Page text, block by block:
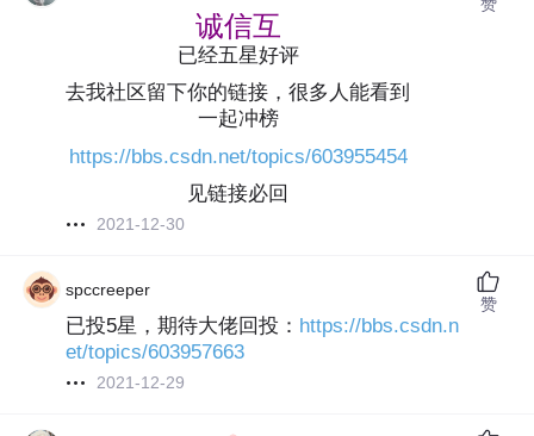
诚信互
已经五星好评
去我社区留下你的链接，很多人能看到
一起冲榜
https://bbs.csdn.net/topics/603955454
见链接必回
2021-12-30
spccreeper
已投5星，期待大佬回投： https://bbs.csdn.n
et/topics/603957663
2021-12-29
赞